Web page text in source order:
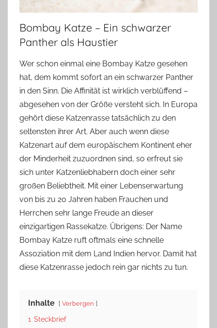
Bombay Katze – Ein schwarzer
Panther als Haustier
Wer schon einmal eine Bombay Katze gesehen
hat, dem kommt sofort an ein schwarzer Panther
in den Sinn. Die Affinität ist wirklich verblüffend –
abgesehen von der Größe versteht sich. In Europa
gehört diese Katzenrasse tatsächlich zu den
seltensten ihrer Art. Aber auch wenn diese
Katzenart auf dem europäischem Kontinent eher
der Minderheit zuzuordnen sind, so erfreut sie
sich unter Katzenliebhabern doch einer sehr
großen Beliebtheit. Mit einer Lebenserwartung
von bis zu 20 Jahren haben Frauchen und
Herrchen sehr lange Freude an dieser
einzigartigen Rassekatze. Übrigens: Der Name
Bombay Katze ruft oftmals eine schnelle
Assoziation mit dem Land Indien hervor. Damit hat
diese Katzenrasse jedoch rein gar nichts zu tun.
Inhalte Verbergen
1 Steckbrief